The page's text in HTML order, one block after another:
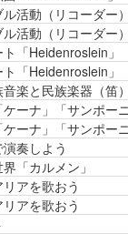
活動（リコーダー
活動（リコーダー
ト「Heidenroslein」
ト「Heidenroslein」
楽と民族楽器（笛
ーナ」「サンポー
ーナ」「サンポー
奏しよう
「カルメン」
アを歌おう
アを歌おう